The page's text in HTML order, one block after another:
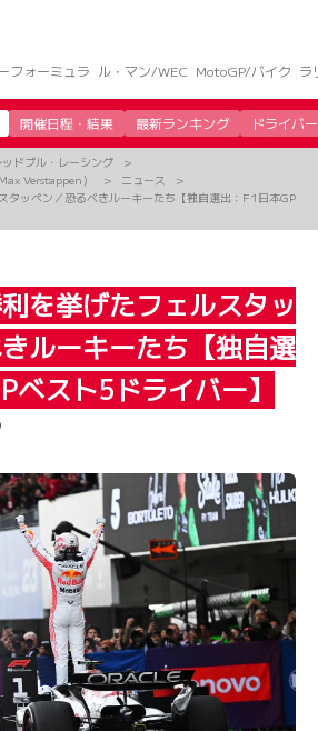
フォーミュラ ル・マン/WEC MotoGP/バイク ラ
開催日程・結果 最新ランキング ドライバー
ドブル・レーシング
Verstappen）
ニュース
タッペン／恐るべきルーキーたち【独自選出：F1日本GP
を挙げたフェルスタッ
ルーキーたち【独自選
ベスト5ドライバー】